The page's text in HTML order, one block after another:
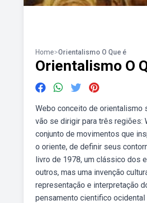
Home>Orientalismo O Que é
Orientalismo O
Webo conceito de orientalismo
vão se dirigir para três regiões:
conjunto de movimentos que
o oriente, de definir seus
livro de 1978, um clássico dos
outros, mas uma invenção
representação e interpretação
pensamento cientifico